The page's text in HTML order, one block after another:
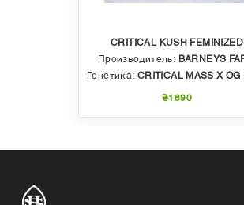
CRITICAL KUSH FEMINIZED
Производитель: BARNEYS
Генетика: CRITICAL MASS X OG
₴1890